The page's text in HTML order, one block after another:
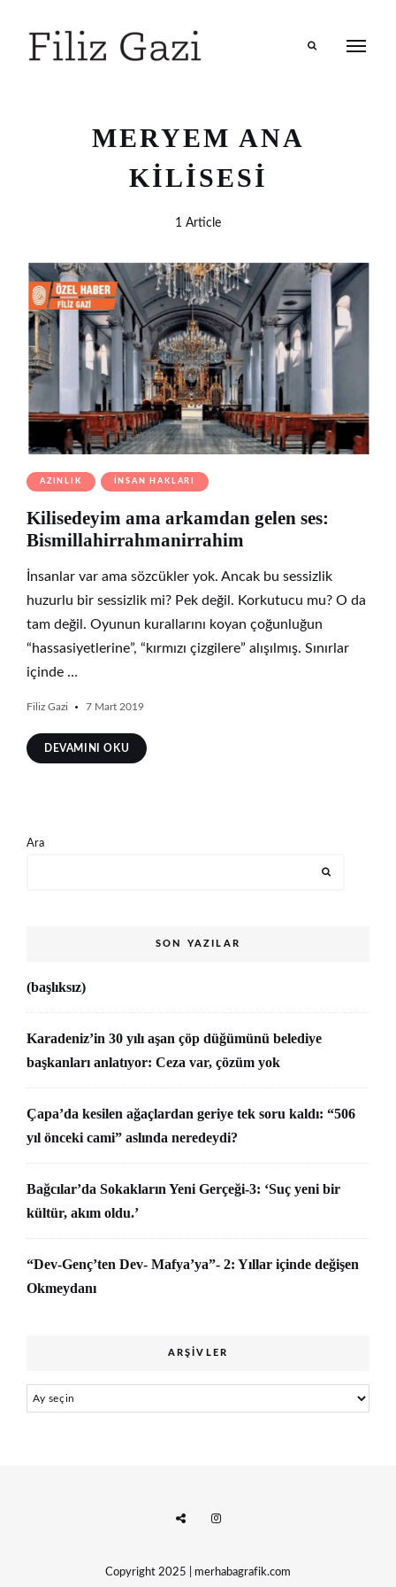
MERYEM ANA
KILISESI
1 Article
AZINLIK İNSAN HAKLARI
Kilisedeyim ama arkamdan gelen ses:
Bismillahirrahmanirrahim
İnsanlar var ama sözcükler yok. Ancak bu sessizlik
huzurlu bir sessizlik mi? Pek değil. Korkutucu mu? O da
tam değil. Oyunun kurallarını koyan çoğunluğun
“hassasiyetlerine”, “kırmızı çizgilere” alışılmış. Sınırlar
içinde …
Filiz Gazi 7 Mart 2019
DEVAMINI OKU
Ara
SON YAZILAR
(başlıksız)
Karadeniz’in 30 yılı aşan çöp düğümünü belediye
başkanları anlatıyor: Ceza var, çözüm yok
Çapa’da kesilen ağaçlardan geriye tek soru kaldı: “506
yıl önceki cami” aslında neredeydi?
Bağcılar’da Sokakların Yeni Gerçeği-3: ‘Suç yeni bir
kültür, akım oldu.’
“Dev-Genç’ten Dev- Mafya’ya”- 2: Yıllar içinde değişen
Okmeydanı
ARŞIVLER
Copyright 2025 | merhabagrafik.com